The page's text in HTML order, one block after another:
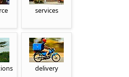
services
delivery